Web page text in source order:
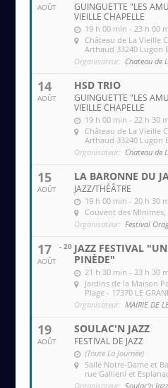
AOÛT
GUINGUETTE "LES
VIEILLE CHAPELLE
19 h 00 min - 23 h 00
Château de La Vieille
Arthaud 33240 Lugon
Organisateur: Chateau de
14
AOÛT
HSD TRIO
GUINGUETTE "LES
VIEILLE CHAPELLE
19 h 00 min - 22 h 30
Château de La Vieille
Arthaud 33240 Lugon
Organisateur: Chateau de
15
AOÛT
LA BARONNE DU
JAZZ/THÉÂTRE
19 h 00 min - 20 h 30
Couvent des MInimes
Organisateur: Festival
17
AOÛT
- 20 JAZZ FESTIVAL
PINÈDE"
21 h 30 min - 23 h 30
Jardins de la Maison
Plage - 17370 LE
Organisateur: MAIRIE DE
19
AOÛT
SOULAC'N JAZZ
FESTIVAL DE JAZZ
(Toute La Journée)
Salle Notre-Dame et
rue Gallieni et
Organisateur: Soulac'n Jazz